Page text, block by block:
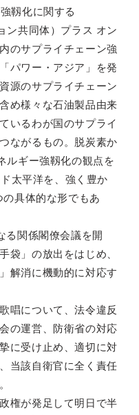
靱化に関する
ン共同体）プラス オン
のサプライチェーン強
パワー・アジア」を発
源のサプライチェーン
め様々な石油製品由来
いるわが国のサプライ
ながるもの。脱炭素か
ルギー強靱化の観点を
太平洋を、強く豊か
具体的な形でもあ
る関係閣僚会議を開
袋」の放出をはじめ、
解消に機動的に対応す
唱について、法令違反
の運営、防衛省の対応
に受け止め、適切に対
当該自衛官に全く責任
権が発足して明日で半